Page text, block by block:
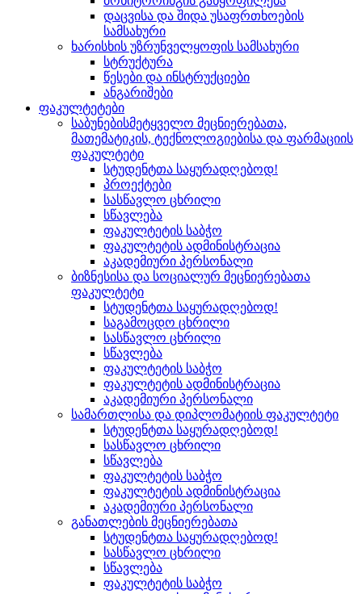
დაცვისა და შიდა უსაფრთხოების
სამსახური
ხარისხის უზრუნველყოფის სამსახური
სტრუქტურა
წესები და ინსტრუქციები
ანგარიშები
ფაკულტეტები
საბუნებისმეტყველო მეცნიერებათა,
მათემატიკის, ტექნოლოგიებისა და ფარმაციის
ფაკულტეტი
სტუდენტთა საყურადღებოდ!
პროექტები
სასწავლო ცხრილი
სწავლება
ფაკულტეტის საბჭო
ფაკულტეტის ადმინისტრაცია
აკადემიური პერსონალი
ბიზნესისა და სოციალურ მეცნიერებათა
ფაკულტეტი
სტუდენტთა საყურადღებოდ!
საგამოცდო ცხრილი
სასწავლო ცხრილი
სწავლება
ფაკულტეტის საბჭო
ფაკულტეტის ადმინისტრაცია
აკადემიური პერსონალი
სამართლისა და დიპლომატიის ფაკულტეტი
სტუდენტთა საყურადღებოდ!
სასწავლო ცხრილი
სწავლება
ფაკულტეტის საბჭო
ფაკულტეტის ადმინისტრაცია
აკადემიური პერსონალი
განათლების მეცნიერებათა
სტუდენტთა საყურადღებოდ!
სასწავლო ცხრილი
სწავლება
ფაკულტეტის საბჭო